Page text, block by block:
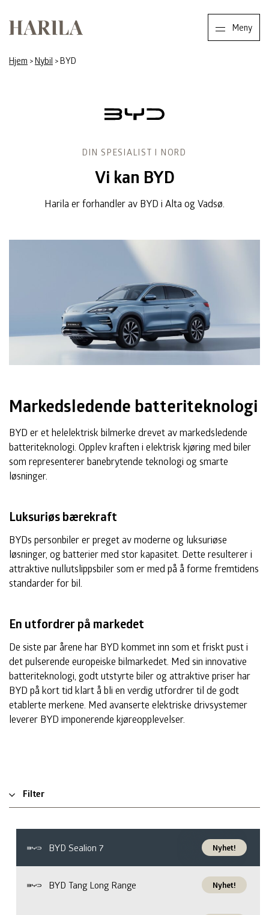
Meny
Hjem >Nybil >BYD
DIN SPESIALIST I NORD
Vi kan BYD
Harila er forhandler av BYD i Alta og Vadsø.
Markedsledende batteriteknologi
BYD er et helelektrisk bilmerke drevet av markedsledende
batteriteknologi. Opplev kraften i elektrisk kjøring med biler
som representerer banebrytende teknologi og smarte
løsninger.
Luksuriøs bærekraft
BYDs personbiler er preget av moderne og luksuriøse
løsninger, og batterier med stor kapasitet. Dette resulterer i
attraktive nullutslippsbiler som er med på å forme fremtidens
standarder for bil.
En utfordrer på markedet
De siste par årene har BYD kommet inn som et friskt pust i
det pulserende europeiske bilmarkedet. Med sin innovative
batteriteknologi, godt utstyrte biler og attraktive priser har
BYD på kort tid klart å bli en verdig utfordrer til de godt
etablerte merkene. Med avanserte elektriske drivsystemer
leverer BYD imponerende kjøreopplevelser.
Filter
BYD BYD Sealion 7 Nyhet!
BYD BYD Tang Long Range Nyhet!